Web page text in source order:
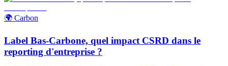
🌍 Carbon
Label Bas-Carbone, quel impact CSRD dans le
reporting d'entreprise ?